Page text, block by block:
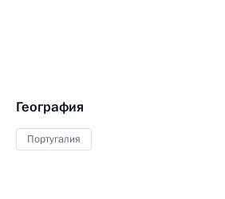
География
Португалия